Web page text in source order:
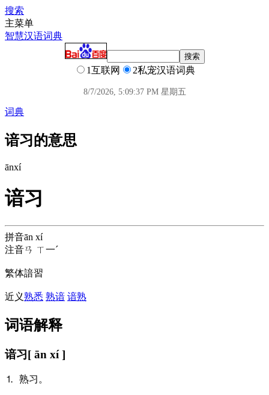
搜索
主菜单
智慧汉语词典
1互联网 2私宠汉语词典
8/7/2026, 5:09:37 PM 星期五
词典
谙习的意思
ānxí
谙习
拼音ān xí
注音ㄢ ㄒ一ˊ
繁体諳習
近义熟悉 熟谙 谙熟
词语解释
谙习[ ān xí ]
⒈ 熟习。